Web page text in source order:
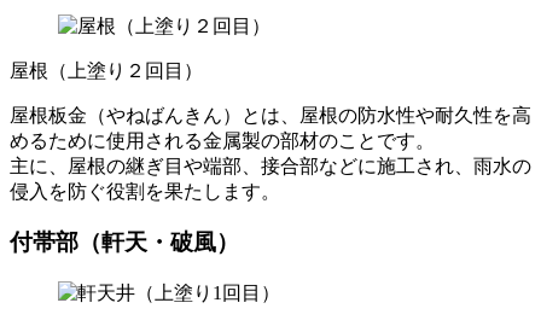
屋根（上塗り２回目）
屋根板金（やねばんきん）とは、屋根の防水性や耐久性を高
めるために使用される金属製の部材のことです。
主に、屋根の継ぎ目や端部、接合部などに施工され、雨水の
侵入を防ぐ役割を果たします。
付帯部（軒天・破風）